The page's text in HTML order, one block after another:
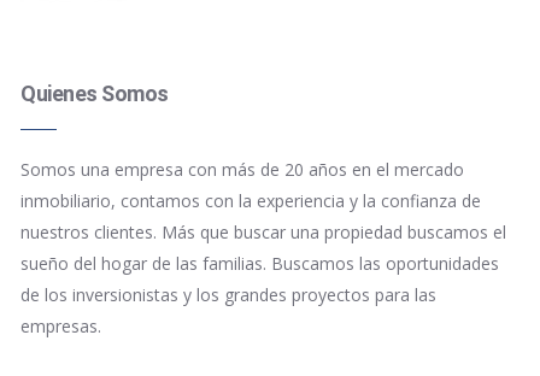
Quienes Somos
Somos una empresa con más de 20 años en el mercado
inmobiliario, contamos con la experiencia y la confianza de
nuestros clientes. Más que buscar una propiedad buscamos el
sueño del hogar de las familias. Buscamos las oportunidades
de los inversionistas y los grandes proyectos para las
empresas.